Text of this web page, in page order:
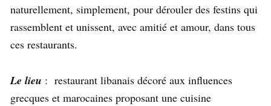
naturellement, simplement, pour dérouler des festins qui
rassemblent et unissent, avec amitié et amour, dans tous
ces restaurants.
Le lieu : restaurant libanais décoré aux influences
grecques et marocaines proposant une cuisine